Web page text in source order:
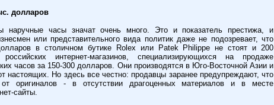
долларов
наручные часы значат очень много. Это и показатель престижа, и
или представительного вида политик даже не подозревает, что
в столичном бутике Rolex или Patek Philippe не стоят и 200
интернет-магазинов, специализирующихся на продаже
часов за 150-300 долларов. Они производятся в Юго-Восточной Азии и
настоящих. Но здесь все честно: продавцы заранее предупреждают, что
оригиналов - в отсутствии драгоценных материалов и в месте
сайты.